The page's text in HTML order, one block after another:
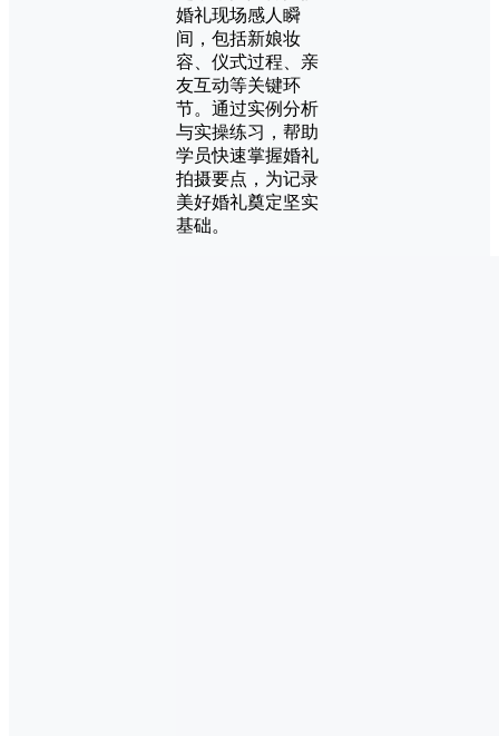
婚礼现场感人瞬
间，包括新娘妆
容、仪式过程、亲
友互动等关键环
节。通过实例分析
与实操练习，帮助
学员快速掌握婚礼
拍摄要点，为记录
美好婚礼奠定坚实
基础。